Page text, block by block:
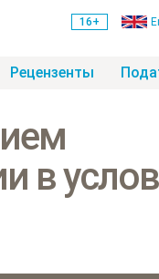
16+
Рецензенты
в